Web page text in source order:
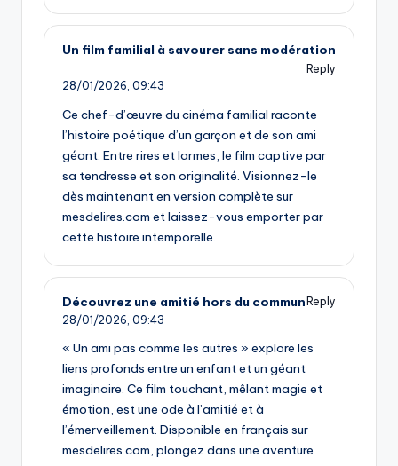
Un film familial à savourer sans modération
Reply
28/01/2026, 09:43
Ce chef-d’œuvre du cinéma familial raconte
l’histoire poétique d’un garçon et de son ami
géant. Entre rires et larmes, le film captive par
sa tendresse et son originalité. Visionnez-le
dès maintenant en version complète sur
mesdelires.com et laissez-vous emporter par
cette histoire intemporelle.
Découvrez une amitié hors du commun Reply
28/01/2026, 09:43
« Un ami pas comme les autres » explore les
liens profonds entre un enfant et un géant
imaginaire. Ce film touchant, mêlant magie et
émotion, est une ode à l’amitié et à
l’émerveillement. Disponible en français sur
mesdelires.com, plongez dans une aventure